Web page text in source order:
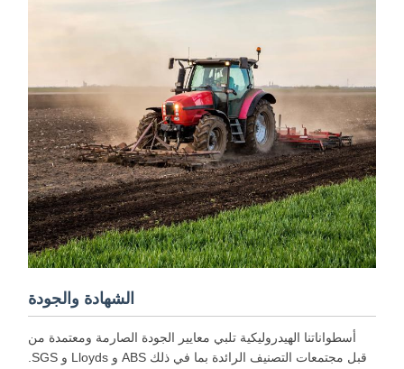
الشهادة والجودة
أسطواناتنا الهيدروليكية تلبي معايير الجودة الصارمة ومعتمدة من
قبل مجتمعات التصنيف الرائدة بما في ذلك ABS و Lloyds و SGS.